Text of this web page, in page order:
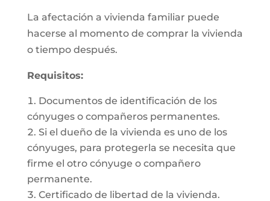
La afectación a vivienda familiar puede
hacerse al momento de comprar la vivienda
o tiempo después.
Requisitos:
Documentos de identificación de los
cónyuges o compañeros permanentes.
Si el dueño de la vivienda es uno de los
cónyuges, para protegerla se necesita que
firme el otro cónyuge o compañero
permanente.
Certificado de libertad de la vivienda.